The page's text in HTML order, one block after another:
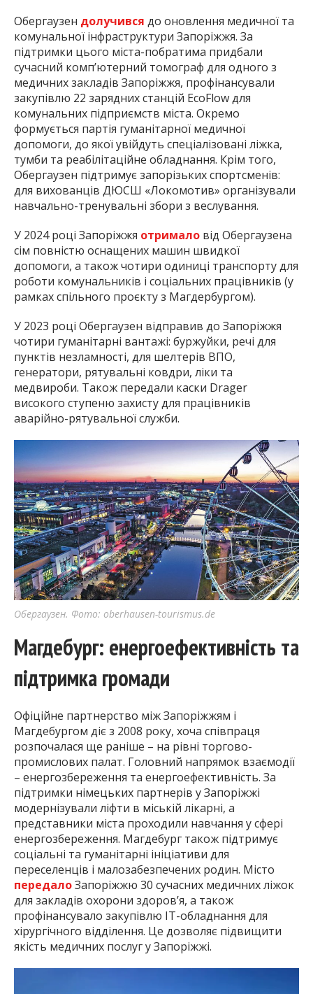
Обергаузен долучився до оновлення медичної та
комунальної інфраструктури Запоріжжя. За
підтримки цього міста-побратима придбали
сучасний комп’ютерний томограф для одного з
медичних закладів Запоріжжя, профінансували
закупівлю 22 зарядних станцій EcoFlow для
комунальних підприємств міста. Окремо
формується партія гуманітарної медичної
допомоги, до якої увійдуть спеціалізовані ліжка,
тумби та реабілітаційне обладнання. Крім того,
Обергаузен підтримує запорізьких спортсменів:
для вихованців ДЮСШ «Локомотив» організували
навчально-тренувальні збори з веслування.
У 2024 році Запоріжжя отримало від Обергаузена
сім повністю оснащених машин швидкої
допомоги, а також чотири одиниці транспорту для
роботи комунальників і соціальних працівників (у
рамках спільного проєкту з Магдербургом).
У 2023 році Обергаузен відправив до Запоріжжя
чотири гуманітарні вантажі: буржуйки, речі для
пунктів незламності, для шелтерів ВПО,
генератори, рятувальні ковдри, ліки та
медвироби. Також передали каски Drager
високого ступеню захисту для працівників
аварійно-рятувальної служби.
Обергаузен. Фото: oberhausen-tourismus.de
Магдебург: енергоефективність та
підтримка громади
Офіційне партнерство між Запоріжжям і
Магдебургом діє з 2008 року, хоча співпраця
розпочалася ще раніше – на рівні торгово-
промислових палат. Головний напрямок взаємодії
– енергозбереження та енергоефективність. За
підтримки німецьких партнерів у Запоріжжі
модернізували ліфти в міській лікарні, а
представники міста проходили навчання у сфері
енергозбереження. Магдебург також підтримує
соціальні та гуманітарні ініціативи для
переселенців і малозабезпечених родин. Місто
передалоЗапоріжжю 30 сучасних медичних ліжок
для закладів охорони здоров’я, а також
профінансувало закупівлю ІТ-обладнання для
хірургічного відділення. Це дозволяє підвищити
якість медичних послуг у Запоріжжі.